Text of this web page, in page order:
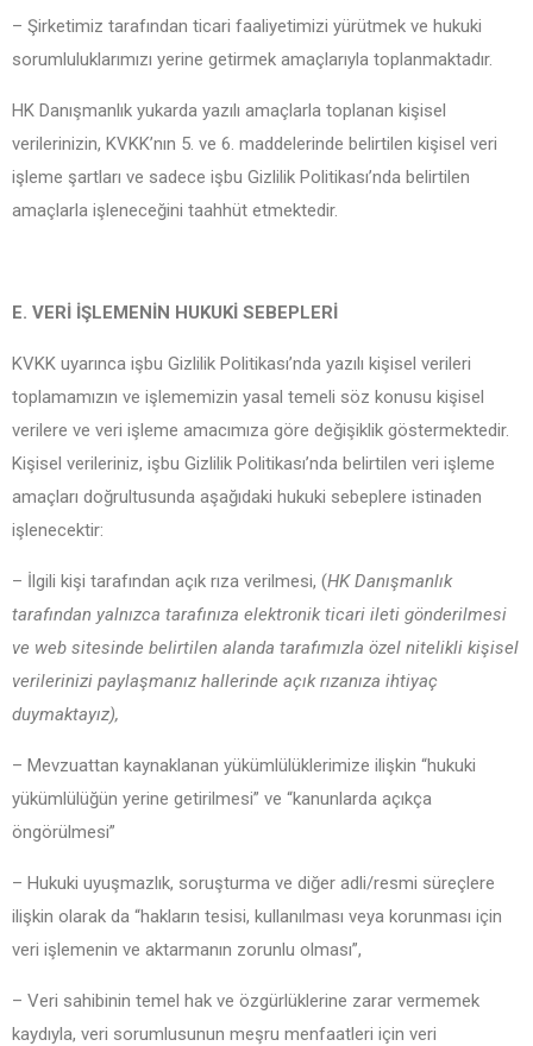
– Şirketimiz tarafından ticari faaliyetimizi yürütmek ve hukuki
sorumluluklarımızı yerine getirmek amaçlarıyla toplanmaktadır.
HK Danışmanlık yukarda yazılı amaçlarla toplanan kişisel
verilerinizin, KVKK’nın 5. ve 6. maddelerinde belirtilen kişisel veri
işleme şartları ve sadece işbu Gizlilik Politikası’nda belirtilen
amaçlarla işleneceğini taahhüt etmektedir.
E. VERİ İŞLEMENİN HUKUKİ SEBEPLERİ
KVKK uyarınca işbu Gizlilik Politikası’nda yazılı kişisel verileri
toplamamızın ve işlememizin yasal temeli söz konusu kişisel
verilere ve veri işleme amacımıza göre değişiklik göstermektedir.
Kişisel verileriniz, işbu Gizlilik Politikası’nda belirtilen veri işleme
amaçları doğrultusunda aşağıdaki hukuki sebeplere istinaden
işlenecektir:
– İlgili kişi tarafından açık rıza verilmesi, (HK Danışmanlık
tarafından yalnızca tarafınıza elektronik ticari ileti gönderilmesi
ve web sitesinde belirtilen alanda tarafımızla özel nitelikli kişisel
verilerinizi paylaşmanız hallerinde açık rızanıza ihtiyaç
duymaktayız),
– Mevzuattan kaynaklanan yükümlülüklerimize ilişkin “hukuki
yükümlülüğün yerine getirilmesi” ve “kanunlarda açıkça
öngörülmesi”
– Hukuki uyuşmazlık, soruşturma ve diğer adli/resmi süreçlere
ilişkin olarak da “hakların tesisi, kullanılması veya korunması için
veri işlemenin ve aktarmanın zorunlu olması”,
– Veri sahibinin temel hak ve özgürlüklerine zarar vermemek
kaydıyla, veri sorumlusunun meşru menfaatleri için veri